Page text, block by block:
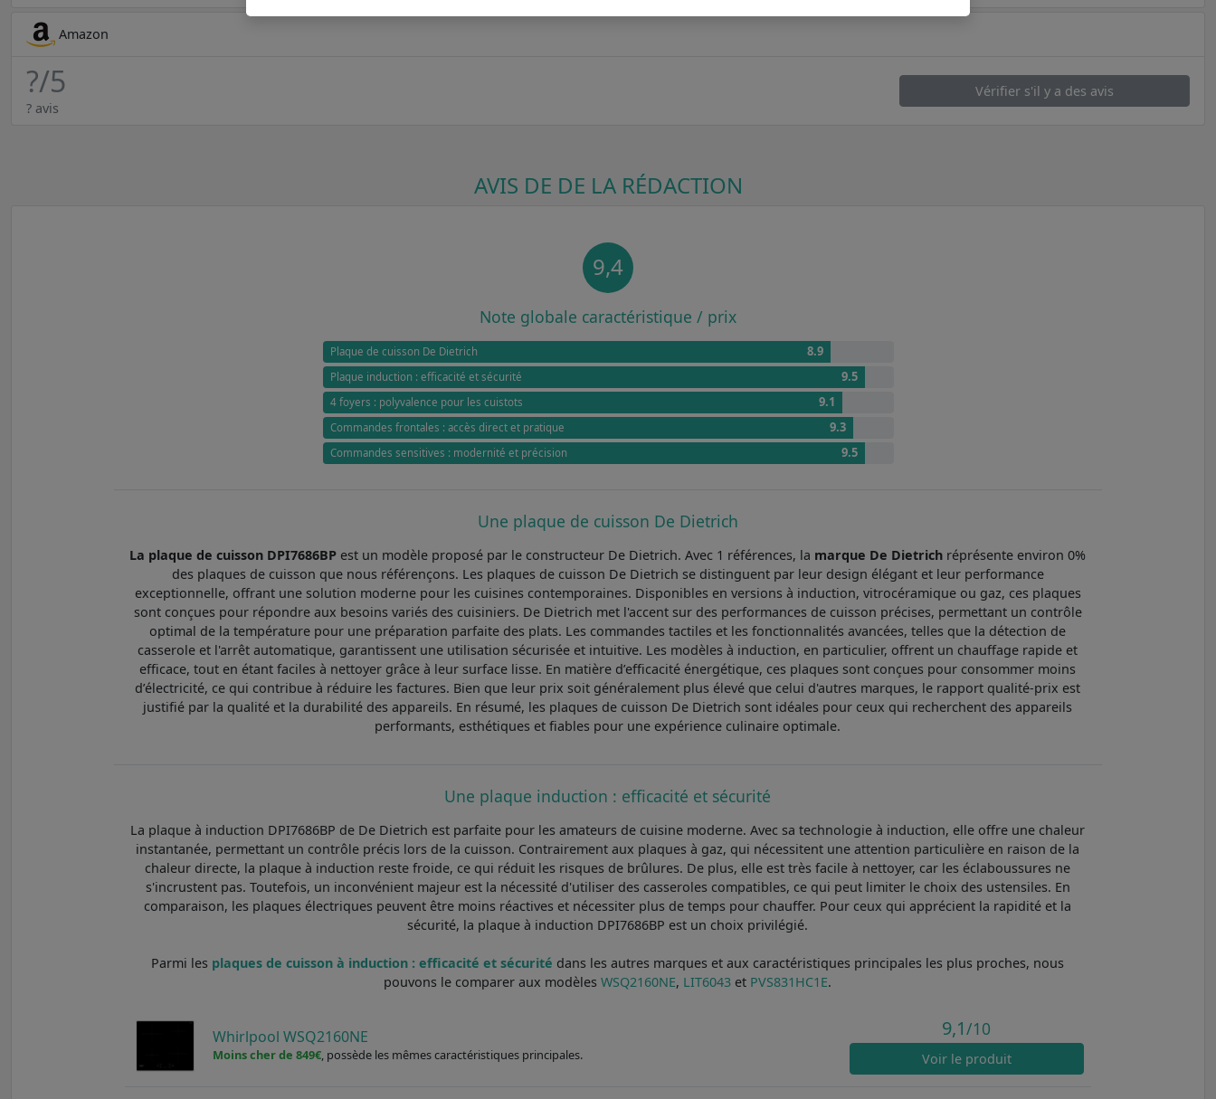
Amazon
?/5
? avis
Vérifier s'il y a des avis
AVIS DE DE LA RÉDACTION
9,4
Note globale caractéristique / prix
Plaque de cuisson De Dietrich 8.9
Plaque induction : efficacité et sécurité 9.5
4 foyers : polyvalence pour les cuistots 9.1
Commandes frontales : accès direct et pratique 9.3
Commandes sensitives : modernité et précision 9.5
Une plaque de cuisson De Dietrich
La plaque de cuisson DPI7686BP est un modèle proposé par le constructeur De Dietrich. Avec 1 références, la marque De Dietrich réprésente environ 0%
des plaques de cuisson que nous référençons. Les plaques de cuisson De Dietrich se distinguent par leur design élégant et leur performance
exceptionnelle, offrant une solution moderne pour les cuisines contemporaines. Disponibles en versions à induction, vitrocéramique ou gaz, ces plaques
sont conçues pour répondre aux besoins variés des cuisiniers. De Dietrich met l'accent sur des performances de cuisson précises, permettant un contrôle
optimal de la température pour une préparation parfaite des plats. Les commandes tactiles et les fonctionnalités avancées, telles que la détection de
casserole et l'arrêt automatique, garantissent une utilisation sécurisée et intuitive. Les modèles à induction, en particulier, offrent un chauffage rapide et
efficace, tout en étant faciles à nettoyer grâce à leur surface lisse. En matière d’efficacité énergétique, ces plaques sont conçues pour consommer moins
d’électricité, ce qui contribue à réduire les factures. Bien que leur prix soit généralement plus élevé que celui d'autres marques, le rapport qualité-prix est
justifié par la qualité et la durabilité des appareils. En résumé, les plaques de cuisson De Dietrich sont idéales pour ceux qui recherchent des appareils
performants, esthétiques et fiables pour une expérience culinaire optimale.
Une plaque induction : efficacité et sécurité
La plaque à induction DPI7686BP de De Dietrich est parfaite pour les amateurs de cuisine moderne. Avec sa technologie à induction, elle offre une chaleur
instantanée, permettant un contrôle précis lors de la cuisson. Contrairement aux plaques à gaz, qui nécessitent une attention particulière en raison de la
chaleur directe, la plaque à induction reste froide, ce qui réduit les risques de brûlures. De plus, elle est très facile à nettoyer, car les éclaboussures ne
s'incrustent pas. Toutefois, un inconvénient majeur est la nécessité d'utiliser des casseroles compatibles, ce qui peut limiter le choix des ustensiles. En
comparaison, les plaques électriques peuvent être moins réactives et nécessiter plus de temps pour chauffer. Pour ceux qui apprécient la rapidité et la
sécurité, la plaque à induction DPI7686BP est un choix privilégié.
Parmi les plaques de cuisson à induction : efficacité et sécurité dans les autres marques et aux caractéristiques principales les plus proches, nous
pouvons le comparer aux modèlesWSQ2160NE, LIT6043 et PVS831HC1E.
Whirlpool WSQ2160NE
Moins cher de 849€, possède les mêmes caractéristiques principales.
9,1/10
Voirle produit